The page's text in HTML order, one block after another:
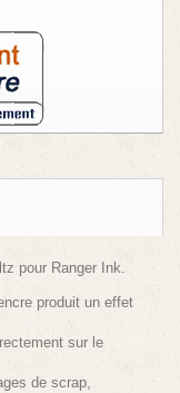
pour Ranger Ink.
produit un effet
sur le
de scrap,